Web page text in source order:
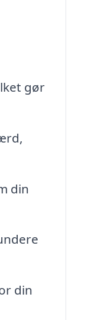
gør
din
din